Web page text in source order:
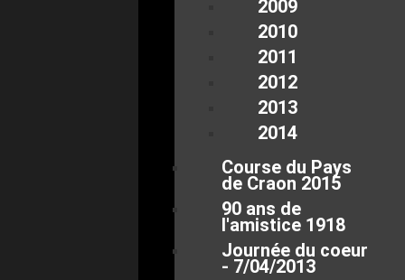
2009
2010
2011
2012
2013
2014
Course du Pays
de Craon 2015
90 ans de
l'amistice 1918
Journée du coeur
- 7/04/2013